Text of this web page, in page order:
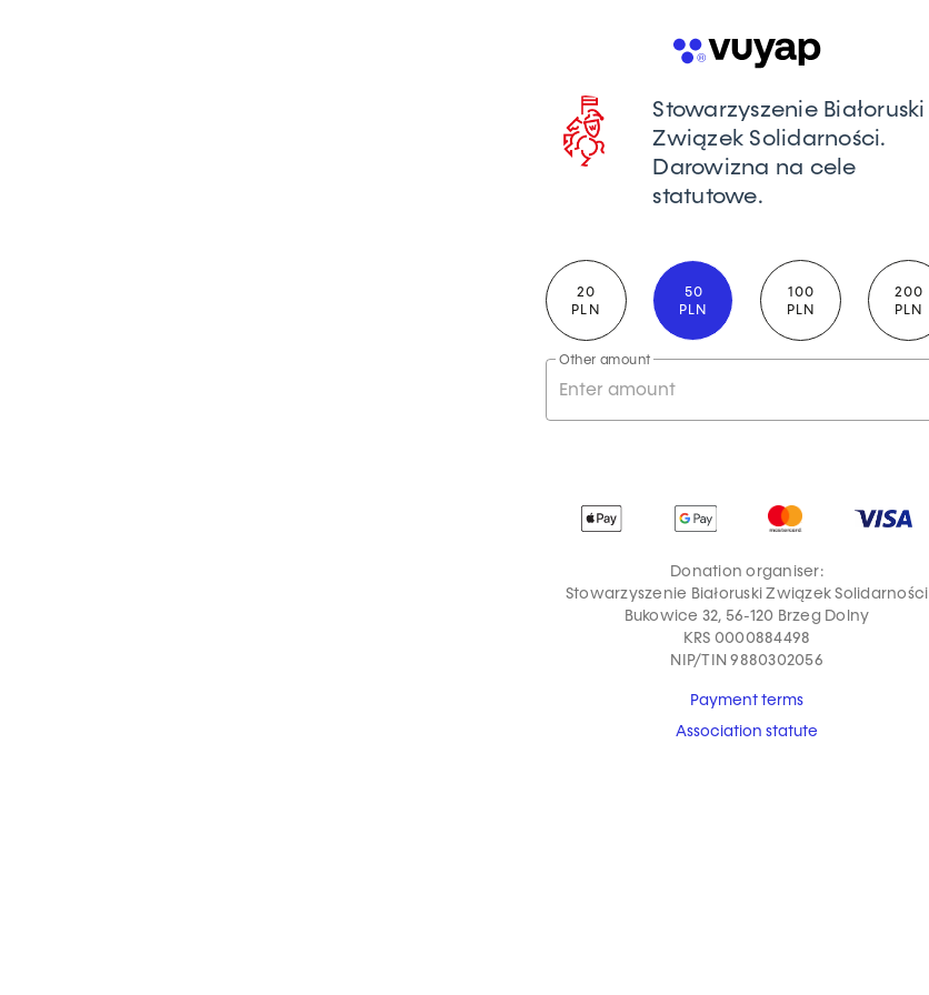
Stowarzyszenie Białoruski
Związek Solidarności.
Darowizna na cele
statutowe.
20
PLN
50
PLN
100
PLN
200
PLN
Other amount
Donation organiser:
Stowarzyszenie Białoruski Związek Solidarności
Bukowice 32, 56-120 Brzeg Dolny
KRS 0000884498
NIP/TIN 9880302056
Payment terms
Association statute